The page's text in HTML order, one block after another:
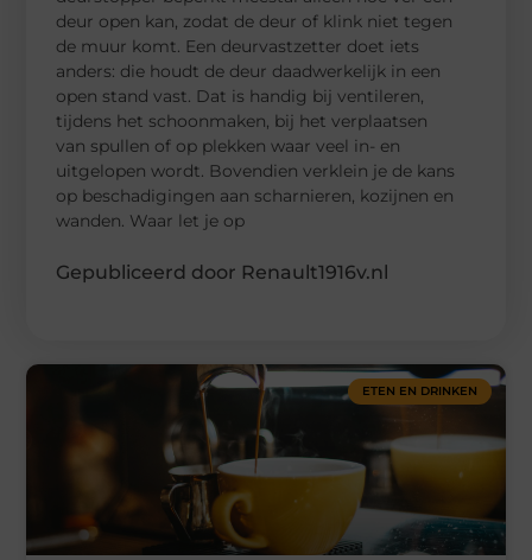
deur open kan, zodat de deur of klink niet tegen
de muur komt. Een deurvastzetter doet iets
anders: die houdt de deur daadwerkelijk in een
open stand vast. Dat is handig bij ventileren,
tijdens het schoonmaken, bij het verplaatsen
van spullen of op plekken waar veel in- en
uitgelopen wordt. Bovendien verklein je de kans
op beschadigingen aan scharnieren, kozijnen en
wanden. Waar let je op
Gepubliceerd door Renault1916v.nl
ETEN EN DRINKEN